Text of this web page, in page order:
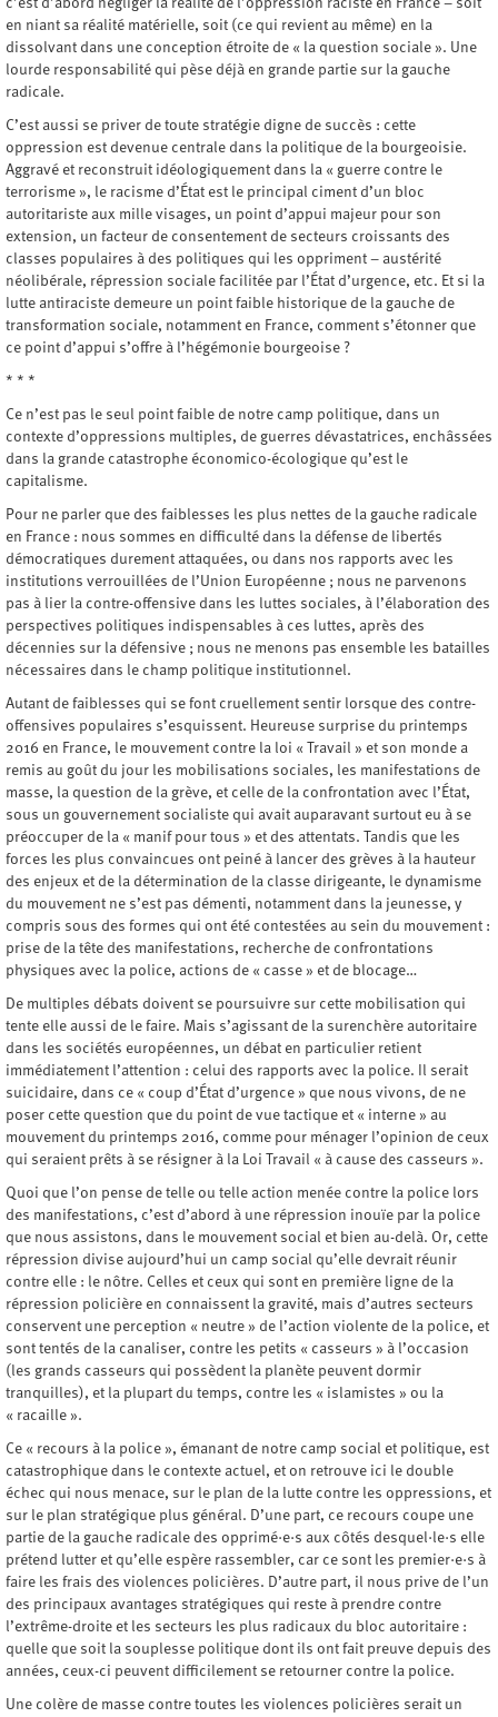
c’est d’abord négliger la réalité de l’oppression raciste en France – soit
en niant sa réalité matérielle, soit (ce qui revient au même) en la
dissolvant dans une conception étroite de « la question sociale ». Une
lourde responsabilité qui pèse déjà en grande partie sur la gauche
radicale.
C’est aussi se priver de toute stratégie digne de succès : cette
oppression est devenue centrale dans la politique de la bourgeoisie.
Aggravé et reconstruit idéologiquement dans la « guerre contre le
terrorisme », le racisme d’État est le principal ciment d’un bloc
autoritariste aux mille visages, un point d’appui majeur pour son
extension, un facteur de consentement de secteurs croissants des
classes populaires à des politiques qui les oppriment – austérité
néolibérale, répression sociale facilitée par l’État d’urgence, etc. Et si la
lutte antiraciste demeure un point faible historique de la gauche de
transformation sociale, notamment en France, comment s’étonner que
ce point d’appui s’offre à l’hégémonie bourgeoise ?
* * *
Ce n’est pas le seul point faible de notre camp politique, dans un
contexte d’oppressions multiples, de guerres dévastatrices, enchâssées
dans la grande catastrophe économico-écologique qu’est le
capitalisme.
Pour ne parler que des faiblesses les plus nettes de la gauche radicale
en France : nous sommes en difficulté dans la défense de libertés
démocratiques durement attaquées, ou dans nos rapports avec les
institutions verrouillées de l’Union Européenne ; nous ne parvenons
pas à lier la contre-offensive dans les luttes sociales, à l’élaboration des
perspectives politiques indispensables à ces luttes, après des
décennies sur la défensive ; nous ne menons pas ensemble les batailles
nécessaires dans le champ politique institutionnel.
Autant de faiblesses qui se font cruellement sentir lorsque des contre-
offensives populaires s’esquissent. Heureuse surprise du printemps
2016 en France, le mouvement contre la loi « Travail » et son monde a
remis au goût du jour les mobilisations sociales, les manifestations de
masse, la question de la grève, et celle de la confrontation avec l’État,
sous un gouvernement socialiste qui avait auparavant surtout eu à se
préoccuper de la « manif pour tous » et des attentats. Tandis que les
forces les plus convaincues ont peiné à lancer des grèves à la hauteur
des enjeux et de la détermination de la classe dirigeante, le dynamisme
du mouvement ne s’est pas démenti, notamment dans la jeunesse, y
compris sous des formes qui ont été contestées au sein du mouvement :
prise de la tête des manifestations, recherche de confrontations
physiques avec la police, actions de « casse » et de blocage…
De multiples débats doivent se poursuivre sur cette mobilisation qui
tente elle aussi de le faire. Mais s’agissant de la surenchère autoritaire
dans les sociétés européennes, un débat en particulier retient
immédiatement l’attention : celui des rapports avec la police. Il serait
suicidaire, dans ce « coup d’État d’urgence » que nous vivons, de ne
poser cette question que du point de vue tactique et « interne » au
mouvement du printemps 2016, comme pour ménager l’opinion de ceux
qui seraient prêts à se résigner à la Loi Travail « à cause des casseurs ».
Quoi que l’on pense de telle ou telle action menée contre la police lors
des manifestations, c’est d’abord à une répression inouïe par la police
que nous assistons, dans le mouvement social et bien au-delà. Or, cette
répression divise aujourd’hui un camp social qu’elle devrait réunir
contre elle : le nôtre. Celles et ceux qui sont en première ligne de la
répression policière en connaissent la gravité, mais d’autres secteurs
conservent une perception « neutre » de l’action violente de la police, et
sont tentés de la canaliser, contre les petits « casseurs » à l’occasion
(les grands casseurs qui possèdent la planète peuvent dormir
tranquilles), et la plupart du temps, contre les « islamistes » ou la
« racaille ».
Ce « recours à la police », émanant de notre camp social et politique, est
catastrophique dans le contexte actuel, et on retrouve ici le double
échec qui nous menace, sur le plan de la lutte contre les oppressions, et
sur le plan stratégique plus général. D’une part, ce recours coupe une
partie de la gauche radicale des opprimé·e·s aux côtés desquel·le·s elle
prétend lutter et qu’elle espère rassembler, car ce sont les premier·e·s à
faire les frais des violences policières. D’autre part, il nous prive de l’un
des principaux avantages stratégiques qui reste à prendre contre
l’extrême-droite et les secteurs les plus radicaux du bloc autoritaire :
quelle que soit la souplesse politique dont ils ont fait preuve depuis des
années, ceux-ci peuvent difficilement se retourner contre la police.
Une colère de masse contre toutes les violences policières serait un